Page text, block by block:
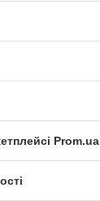
Prom.ua